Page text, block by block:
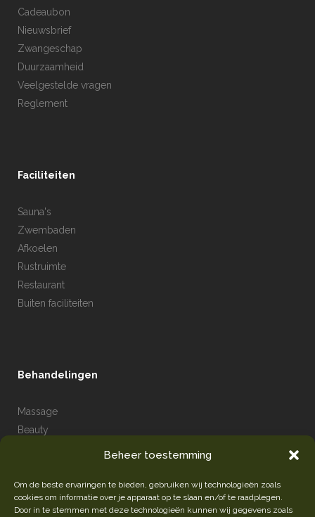
Beheer toestemming
Om de beste ervaringen te bieden, gebruiken wij technologieën zoals
cookies om informatie over je apparaat op te slaan en/of te raadplegen.
Door in te stemmen met deze technologieën kunnen wij gegevens zoals
Cadeaubon
Nieuwsbrief
Zwangeschap
Duurzaamheid
Veelgestelde vragen
Reglement
Faciliteiten
Sauna's
Zwembaden
Afkoelen
Rustruimte
Restaurant
Buiten faciliteiten
Behandelingen
Massage
Beauty